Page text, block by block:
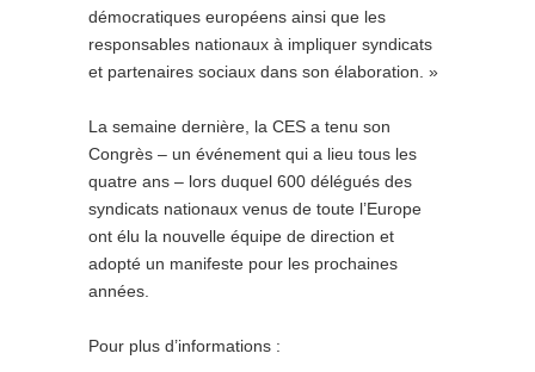
démocratiques européens ainsi que les
responsables nationaux à impliquer syndicats
et partenaires sociaux dans son élaboration. »
La semaine dernière, la CES a tenu son
Congrès – un événement qui a lieu tous les
quatre ans – lors duquel 600 délégués des
syndicats nationaux venus de toute l’Europe
ont élu la nouvelle équipe de direction et
adopté un manifeste pour les prochaines
années.
Pour plus d’informations :